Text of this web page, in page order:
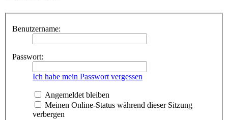
Benutzername:
Passwort:
Ich habe mein Passwort vergessen
Angemeldet bleiben
Meinen Online-Status während dieser Sitzung
verbergen